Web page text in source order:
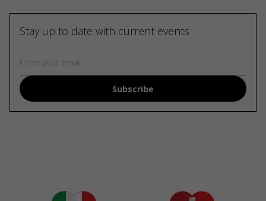
Stay up to date with current events
Subscribe